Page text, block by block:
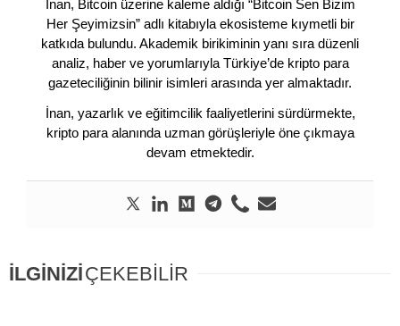
İnan, Bitcoin üzerine kaleme aldığı “Bitcoin Sen Bizim
Her Şeyimizsin” adlı kitabıyla ekosisteme kıymetli bir
katkıda bulundu. Akademik birikiminin yanı sıra düzenli
analiz, haber ve yorumlarıyla Türkiye’de kripto para
gazeteciliğinin bilinir isimleri arasında yer almaktadır.
İnan, yazarlık ve eğitimcilik faaliyetlerini sürdürmekte,
kripto para alanında uzman görüşleriyle öne çıkmaya
devam etmektedir.
İLGİNİZİÇEKEBİLİR